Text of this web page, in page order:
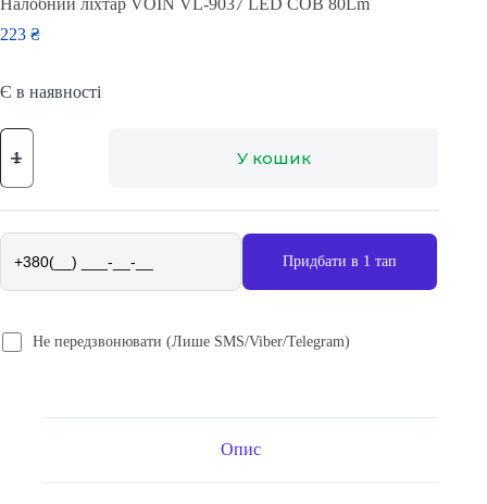
223 ₴
Є в наявності
Налобний
ліхтар
VL-
9037
80Lm
кількість
У кошик
Придбати в 1 тап
Не передзвонювати (Лише SMS/Viber/Telegram)
Опис